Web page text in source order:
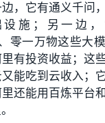
，它有通义千问
施；另一边，
零一万物这些大
有投资收益；这
能吃到云收入；
还能用百炼平台和